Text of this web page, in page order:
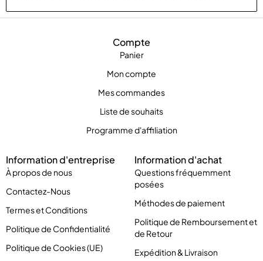
Compte
Panier
Mon compte
Mes commandes
Liste de souhaits
Programme d'affiliation
Information d'entreprise
À propos de nous
Contactez-Nous
Termes et Conditions
Politique de Confidentialité
Politique de Cookies (UE)
Information d'achat
Questions fréquemment
posées
Méthodes de paiement
Politique de Remboursement et
de Retour
Expédition & Livraison